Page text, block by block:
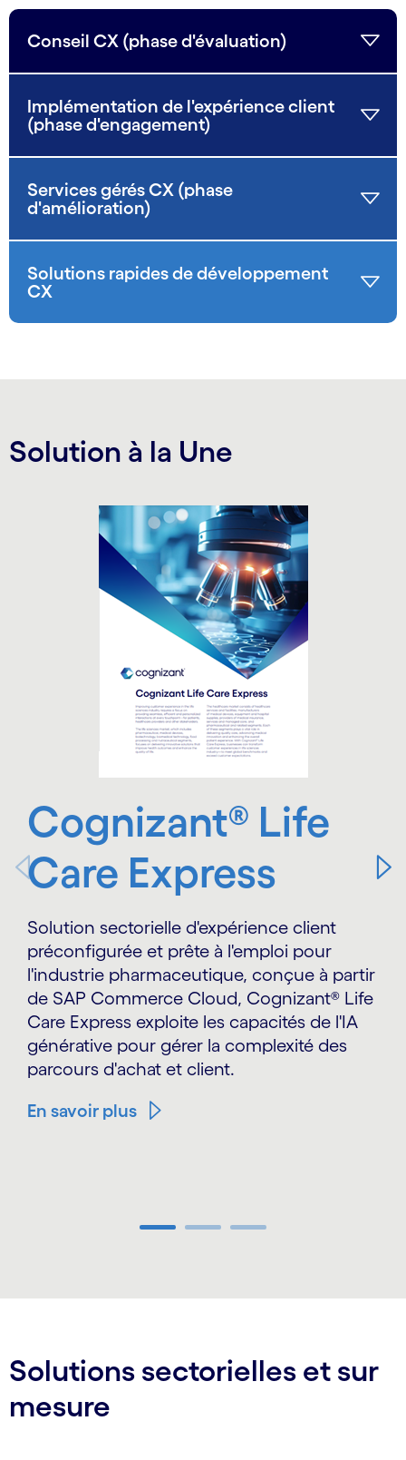
Conseil CX (phase d'évaluation)
Implémentation de l'expérience client
(phase d'engagement)
Services gérés CX (phase
d'amélioration)
Solutions rapides de développement
CX
Solution à la Une
Carousel starts
Cognizant® Life
Care Express
Solution sectorielle d'expérience client
préconfigurée et prête à l'emploi pour
l'industrie pharmaceutique, conçue à partir
de SAP Commerce Cloud, Cognizant® Life
Care Express exploite les capacités de l'IA
générative pour gérer la complexité des
parcours d'achat et client.
En savoir plus
Solutions sectorielles et sur
mesure